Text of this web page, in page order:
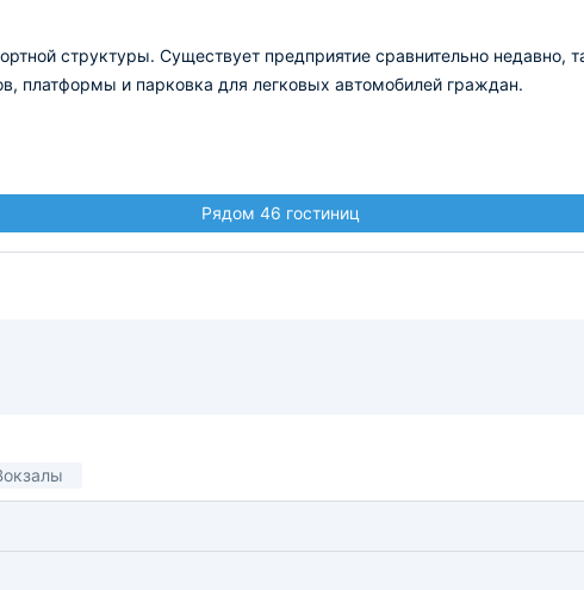
структуры. Существует предприятие сравнительно недавно,
платформы и парковка для легковых автомобилей граждан.
Рядом 46 гостиниц